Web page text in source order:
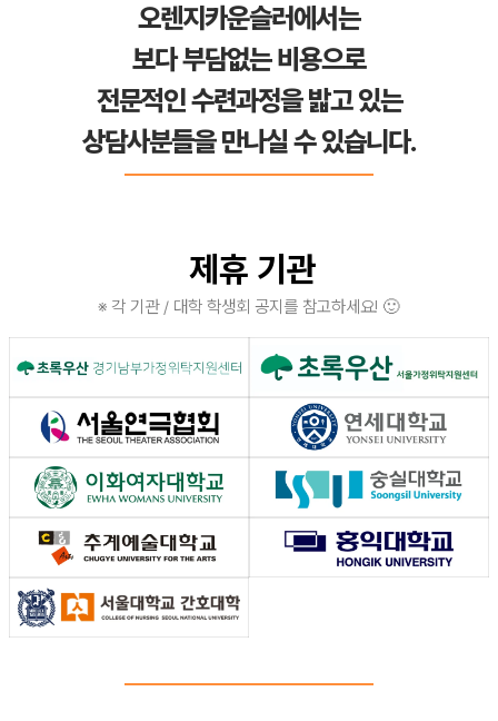
오렌지카운슬러에서는
보다 부담없는 비용으로
전문적인 수련과정을 밟고 있는
상담사분들을 만나실 수 있습니다.
제휴 기관
※ 각 기관 / 대학 학생회 공지를 참고하세요! 🙂